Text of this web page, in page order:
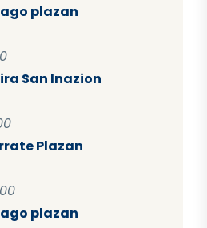
plazan
San Inazion
Plazan
plazan